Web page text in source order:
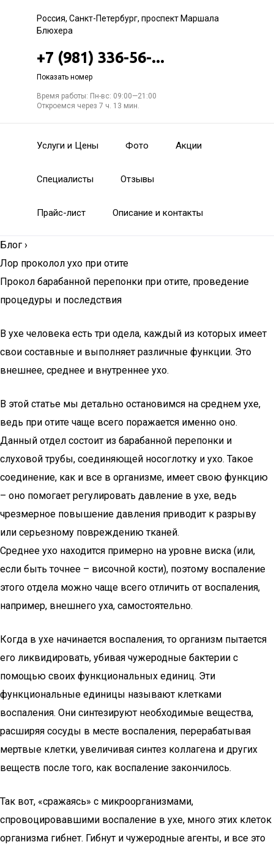
Россия, Санкт-Петербург, проспект Маршала
Блюхера
+7 (981) 336-56-...
Показать номер
Время работы: Пн-вс: 09:00—21:00
Откроемся через 7 ч. 13 мин.
Услуги и Цены Фото Акции
Специалисты Отзывы
Прайс-лист Описание и контакты
Блог ›
Лор проколол ухо при отите
Прокол барабанной перепонки при отите, проведение
процедуры и последствия
В ухе человека есть три одела, каждый из которых имеет
свои составные и выполняет различные функции. Это
внешнее, среднее и внутреннее ухо.
В этой статье мы детально остановимся на среднем ухе,
ведь при отите чаще всего поражается именно оно.
Данный отдел состоит из барабанной перепонки и
слуховой трубы, соединяющей носоглотку и ухо. Такое
соединение, как и все в организме, имеет свою функцию
– оно помогает регулировать давление в ухе, ведь
чрезмерное повышение давления приводит к разрыву
или серьезному повреждению тканей.
Среднее ухо находится примерно на уровне виска (или,
если быть точнее – височной кости), поэтому воспаление
этого отдела можно чаще всего отличить от воспаления,
например, внешнего уха, самостоятельно.
Когда в ухе начинается воспаления, то организм пытается
его ликвидировать, убивая чужеродные бактерии с
помощью своих функциональных единиц. Эти
функциональные единицы называют клетками
воспаления. Они синтезируют необходимые вещества,
расширяя сосуды в месте воспаления, перерабатывая
мертвые клетки, увеличивая синтез коллагена и других
веществ после того, как воспаление закончилось.
Так вот, «сражаясь» с микроорганизмами,
спровоцировавшими воспаление в ухе, много этих клеток
организма гибнет. Гибнут и чужеродные агенты, и все это